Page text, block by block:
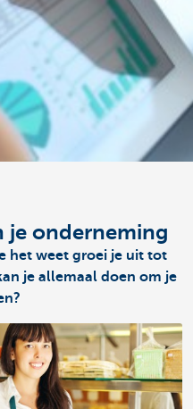
je onderneming
het weet groei je uit tot
je allemaal doen om je